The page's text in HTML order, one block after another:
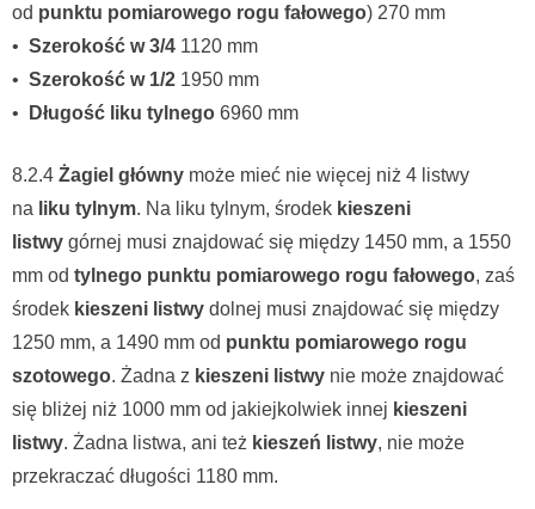
od punktu pomiarowego rogu fałowego) 270 mm
• Szerokość w 3/4 1120 mm
• Szerokość w 1/2 1950 mm
•
Długość liku tylnego 6960 mm
8.2.4 Żagiel główny może mieć nie więcej niż 4 listwy
na liku tylnym. Na liku tylnym, środek kieszeni
listwy górnej musi znajdować się między 1450 mm, a 1550
mm od tylnego punktu pomiarowego rogu fałowego, zaś
środek kieszeni listwy dolnej musi znajdować się między
1250 mm, a 1490 mm od punktu pomiarowego rogu
szotowego. Żadna z kieszeni listwy nie może znajdować
się bliżej niż 1000 mm od jakiejkolwiek innej kieszeni
listwy. Żadna listwa, ani też kieszeń listwy, nie może
przekraczać długości 1180 mm.